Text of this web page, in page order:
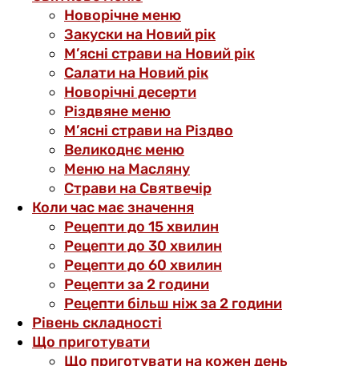
Новорічне меню
Закуски на Новий рік
М’ясні страви на Новий рік
Салати на Новий рік
Новорічні десерти
Різдвяне меню
М’ясні страви на Різдво
Великоднє меню
Меню на Масляну
Страви на Святвечір
Коли час має значення
Рецепти до 15 хвилин
Рецепти до 30 хвилин
Рецепти до 60 хвилин
Рецепти за 2 години
Рецепти більш ніж за 2 години
Рівень складності
Що приготувати
Що приготувати на кожен день